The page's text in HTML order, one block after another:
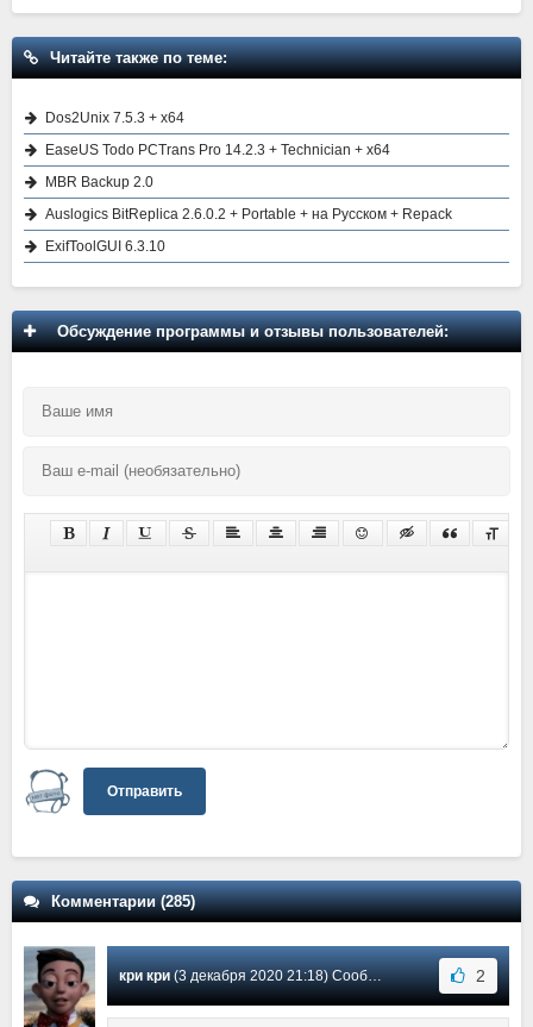
Читайте также по теме:
Dos2Unix 7.5.3 + x64
EaseUS Todo PCTrans Pro 14.2.3 + Technician + x64
MBR Backup 2.0
Auslogics BitReplica 2.6.0.2 + Portable + на Русском + Repack
ExifToolGUI 6.3.10
Обсуждение программы и отзывы пользователей:
Отправить
Комментарии (285)
кри кри(3 декабря 2020 21:18) Сообщение #134 2